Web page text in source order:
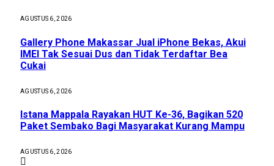
AGUSTUS 6, 2026
Gallery Phone Makassar Jual iPhone Bekas, Akui
IMEI Tak Sesuai Dus dan Tidak Terdaftar Bea
Cukai
AGUSTUS 6, 2026
Istana Mappala Rayakan HUT Ke-36, Bagikan 520
Paket Sembako Bagi Masyarakat Kurang Mampu
AGUSTUS 6, 2026